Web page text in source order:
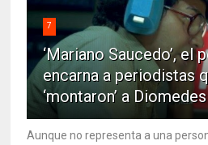
7
‘Mariano Saucedo’, el
encarna a periodistas
‘montaron’ a Diomedes
Aunque no representa a una